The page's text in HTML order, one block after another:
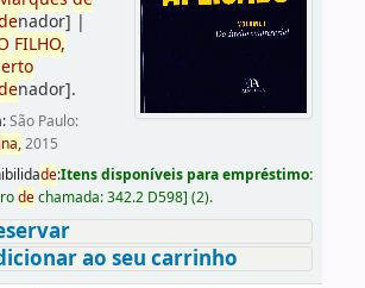
nador] |
FILHO,
nador].
São Paulo:
2015
de:Itens disponíveis para empréstimo:
dechamada:342.2 D598] (2).
ao seu carrinho